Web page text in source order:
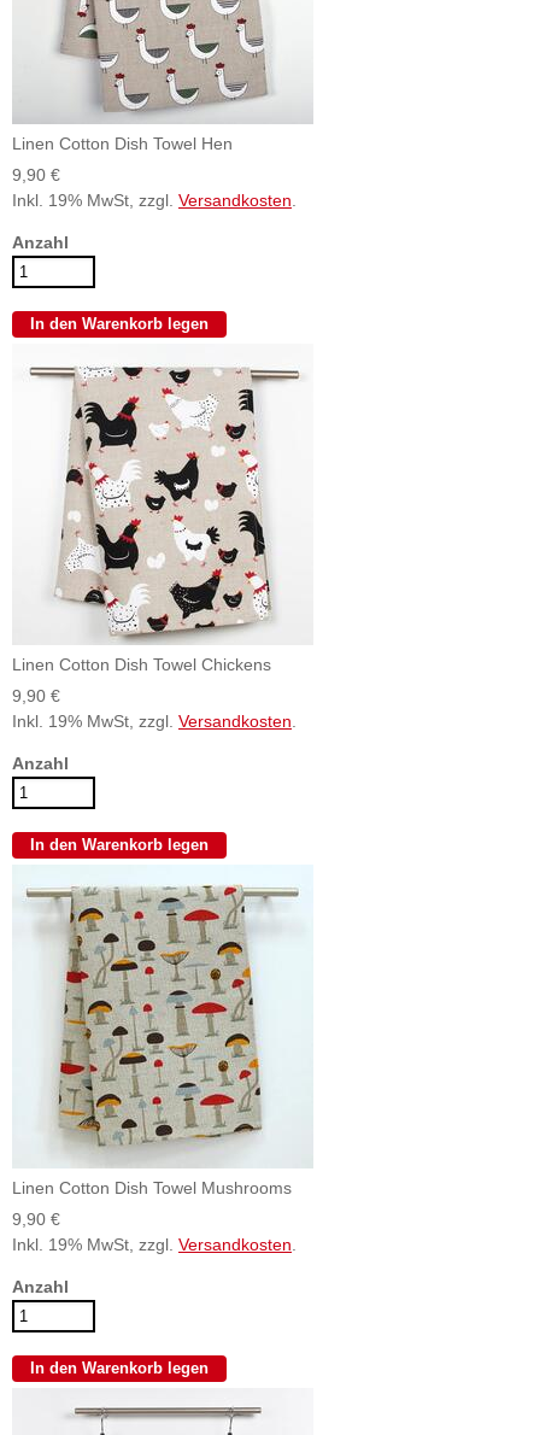
Linen Cotton Dish Towel Hen
9,90 €
Inkl. 19% MwSt, zzgl. Versandkosten
Anzahl
Linen Cotton Dish Towel Chickens
9,90 €
Inkl. 19% MwSt, zzgl. Versandkosten
Anzahl
Linen Cotton Dish Towel Mushrooms
9,90 €
Inkl. 19% MwSt, zzgl. Versandkosten.
Anzahl